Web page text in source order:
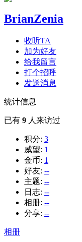
BrianZenia
收听TA
加为好友
给我留言
打个招呼
发送消息
统计信息
已有 9 人来访过
积分: 3
威望: 1
金币: 1
好友: --
主题: --
日志: --
相册: --
分享: --
相册